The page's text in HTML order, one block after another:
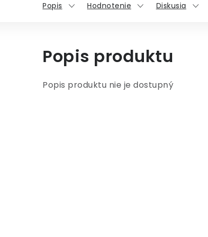
Popis Hodnotenie Diskusia
Popis produktu
Popis produktu nie je dostupný